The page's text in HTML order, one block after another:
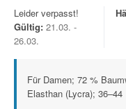
Leider verpasst!
Gültig: 21.03. -
26.03.
Für Damen; 72 %
Elasthan (Lycra); 36–44